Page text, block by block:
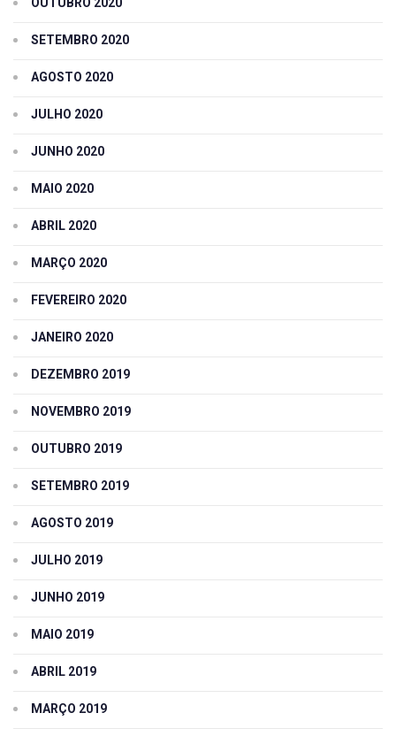
SETEMBRO 2020
AGOSTO 2020
JULHO 2020
JUNHO 2020
MAIO 2020
ABRIL 2020
MARÇO 2020
FEVEREIRO 2020
JANEIRO 2020
DEZEMBRO 2019
NOVEMBRO 2019
OUTUBRO 2019
SETEMBRO 2019
AGOSTO 2019
JULHO 2019
JUNHO 2019
MAIO 2019
ABRIL 2019
MARÇO 2019